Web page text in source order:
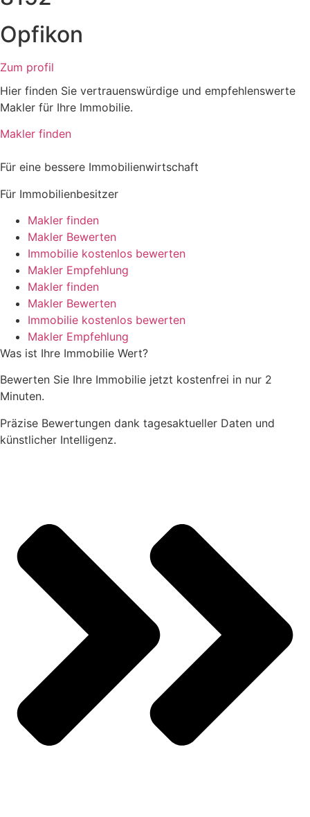
Opfikon
Zum profil
Hier finden Sie vertrauenswürdige und empfehlenswerte
Makler für Ihre Immobilie.
Makler finden
Für eine bessere Immobilienwirtschaft
Für Immobilienbesitzer
Makler finden
Makler Bewerten
Immobilie kostenlos bewerten
Makler Empfehlung
Makler finden
Makler Bewerten
Immobilie kostenlos bewerten
Makler Empfehlung
Was ist Ihre Immobilie Wert?
Bewerten Sie Ihre Immobilie jetzt kostenfrei in nur 2
Minuten.
Präzise Bewertungen dank tagesaktueller Daten und
künstlicher Intelligenz.